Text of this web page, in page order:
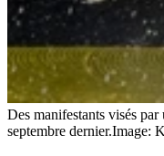
Des manifestants visés
septembre dernier.Image: